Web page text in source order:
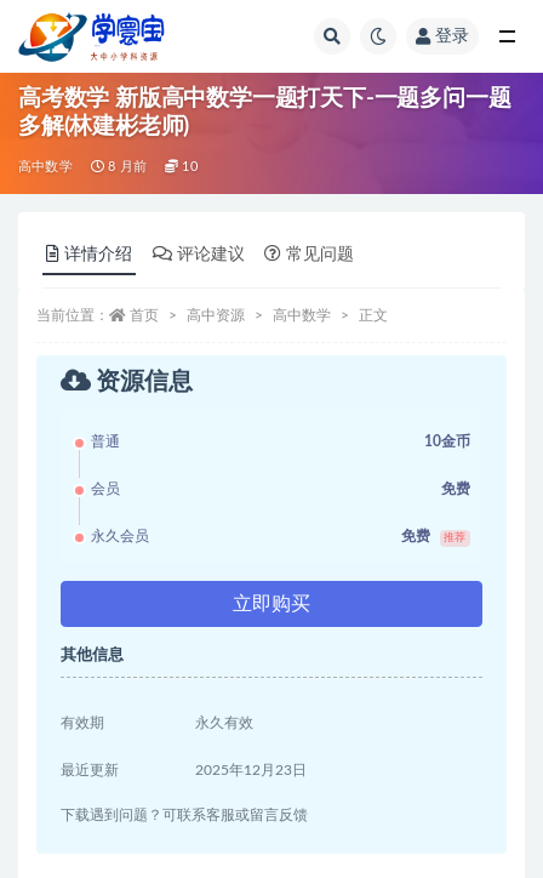
登录
高考数学 新版高中数学一题打天下-一题多问一题
多解(林建彬老师)
高中数学 8 月前 10
详情介绍 评论建议 常见问题
当前位置： 首页 高中资源 高中数学 正文
资源信息
普通 10金币
会员 免费
永久会员 免费 推荐
立即购买
其他信息
有效期 永久有效
最近更新 2025年12月23日
下载遇到问题？可联系客服或留言反馈
全部